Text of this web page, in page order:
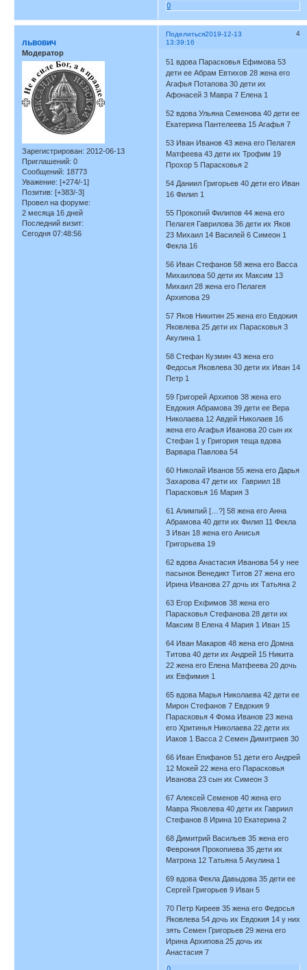
0
Поделиться 4
2019-12-13
13:39:16
львович
Модератор
Зарегистрирован: 2012-06-13
Приглашений: 0
Сообщений: 18773
Уважение: [+274/-1]
Позитив: [+383/-3]
Провел на форуме:
2 месяца 16 дней
Последний визит:
Сегодня 07:48:56
51 вдова Парасковья Ефимова 53
дети ее Абрам Евтихов 28 жена его
Агафья Потапова 30 дети их
Афонасей 3 Мавра 7 Елена 1
52 вдова Ульяна Семенова 40 дети ее
Екатерина Пантелеева 15 Агафья 7
53 Иван Иванов 43 жена его Пелагея
Матфеева 43 дети их Трофим 19
Прохор 5 Парасковья 2
54 Даниил Григорьев 40 дети его Иван
16 Филип 1
55 Прокопий Филипов 44 жена его
Пелагея Гаврилова 36 дети их Яков
23 Михаил 14 Василей 6 Симеон 1
Фекла 16
56 Иван Стефанов 58 жена его Васса
Михаилова 50 дети их Максим 13
Михаил 28 жена его Пелагея
Архипова 29
57 Яков Никитин 25 жена его Евдокия
Яковлева 25 дети их Парасковья 3
Акулина 1
58 Стефан Кузмин 43 жена его
Федосья Яковлева 30 дети их Иван 14
Петр 1
59 Григорей Архипов 38 жена его
Евдокия Абрамова 39 дети ее Вера
Николаева 12 Авдей Николаев 16
жена его Агафья Иванова 20 сын их
Стефан 1 у Григория теща вдова
Варвара Павлова 54
60 Николай Иванов 55 жена его Дарья
Захарова 47 дети их Гавриил 18
Парасковья 16 Мария 3
61 Алимпий […?] 58 жена его Анна
Абрамова 40 дети их Филип 11 Фекла
3 Иван 18 жена его Анисья
Григорьева 19
62 вдова Анастасия Иванова 54 у нее
пасынок Венедикт Титов 27 жена его
Ирина Иванова 27 дочь их Татьяна 2
63 Егор Ехфимов 38 жена его
Парасковья Стефанова 28 дети их
Максим 8 Елена 4 Мария 1 Иван 15
64 Иван Макаров 48 жена его Домна
Титова 40 дети их Андрей 15 Никита
22 жена его Елена Матфеева 20 дочь
их Евфимия 1
65 вдова Марья Николаева 42 дети ее
Мирон Стефанов 7 Евдокия 9
Парасковья 4 Фома Иванов 23 жена
его Хритинья Николаева 22 дети их
Иаков 1 Васса 2 Семен Димитриев 30
66 Иван Епифанов 51 дети его Андрей
12 Мокей 22 жена его Парасковья
Иванова 23 сын их Симеон 3
67 Алексей Семенов 40 жена его
Мавра Яковлева 40 дети их Гавриил
Стефанов 8 Ирина 10 Екатерина 2
68 Димитрий Васильев 35 жена его
Феврония Прокопиева 35 дети их
Матрона 12 Татьяна 5 Акулина 1
69 вдова Фекла Давыдова 35 дети ее
Сергей Григорьев 9 Иван 5
70 Петр Киреев 35 жена его Федосья
Яковлева 54 дочь их Евдокия 14 у них
зять Семен Григорьев 29 жена его
Ирина Архипова 25 дочь их
Анастасия 7